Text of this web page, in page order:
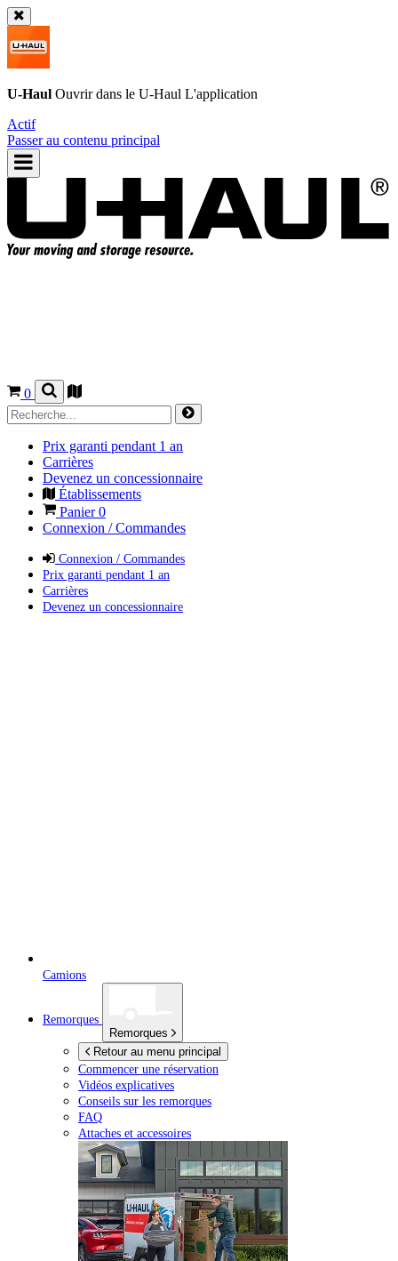
U-Haul Ouvrir dans le U-Haul L'application
Actif
Passer au contenu principal
0
Prix garanti pendant 1 an
Carrières
Devenez un concessionnaire
Établissements
Panier0
Connexion / Commandes
Connexion / Commandes
Prix garanti pendant 1 an
Carrières
Devenez un concessionnaire
Camions
Remorques
Remorques
Retour au menu principal
Commencer une réservation
Vidéos explicatives
Conseils sur les remorques
FAQ
Attaches et accessoires